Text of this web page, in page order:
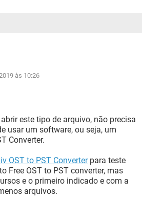
às 10:26
este tipo de arquivo, não precisa
usar um software, ou seja, um
Converter.
OST to PST Converterpara teste
Free OST to PST converter, mas
e o primeiro indicado e com a
arquivos.